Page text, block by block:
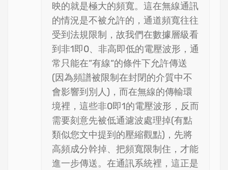
映的就是極大的頻寬。這在無線通訊
的情況是不被允許的，通道頻寬往往
受到法規限制，故我們在數據層級看
到非1即0、非高即低的電壓波形，通
常只能在“有線“的條件下允許傳送
(因為頻譜被限制在封閉的介質中不
會影響到別人)，而在無線的傳輸環
境裡，這些非0即1的電壓波形，反而
需要刻意先被低通濾波處理掉(有點
類似您文中提到的壓縮觀點)，先將
高頻成分幹掉、把頻寬限制住，才能
進一步傳送。在通訊系統裡，這正是